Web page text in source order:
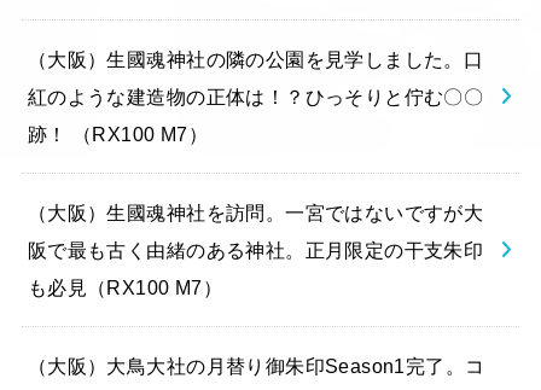
（大阪）生國魂神社の隣の公園を見学しました。口
紅のような建造物の正体は！？ひっそりと佇む〇〇
跡！ （RX100 M7）
（大阪）生國魂神社を訪問。一宮ではないですが大
阪で最も古く由緒のある神社。正月限定の干支朱印
も必見（RX100 M7）
（大阪）大鳥大社の月替り御朱印Season1完了。コ